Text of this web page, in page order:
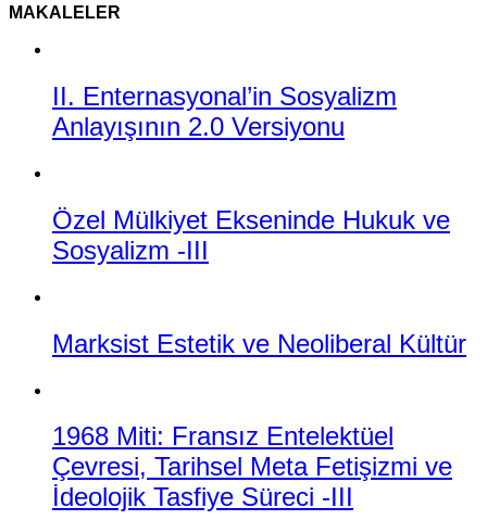
MAKALELER
II. Enternasyonal’in Sosyalizm
Anlayışının 2.0 Versiyonu
Özel Mülkiyet Ekseninde Hukuk ve
Sosyalizm -III
Marksist Estetik ve Neoliberal Kültür
1968 Miti: Fransız Entelektüel
Çevresi, Tarihsel Meta Fetişizmi ve
İdeolojik Tasfiye Süreci -III